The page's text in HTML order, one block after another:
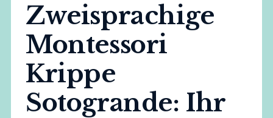
Zweisprachige
Montessori
Krippe
Sotogrande: Ihr